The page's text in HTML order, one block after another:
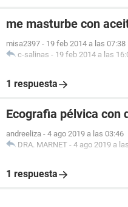
me masturbe con
misa2397 - 19 feb 2014 a las 07:38
c-salinas - 19 feb 2014 a las
1 respuesta
Ecografia pélvica con
andreeliza - 4 ago 2019 a las 03:46
DRA. MARNET - 4 ago 2019 a
1 respuesta